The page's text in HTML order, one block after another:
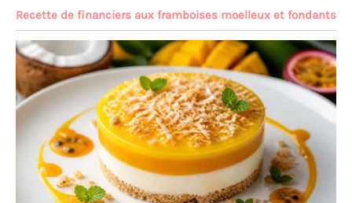
Recette de financiers aux framboises moelleux et fondants